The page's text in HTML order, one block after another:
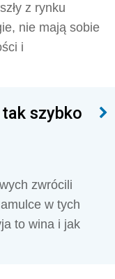
z rynku
nie mają sobie
i
szybko
zwrócili
w tych
to wina i jak